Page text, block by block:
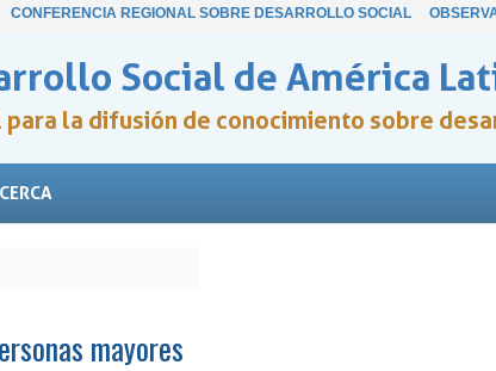
CONFERENCIA REGIONAL SOBRE DESARROLLO SOCIAL
Social de América
la difusión de conocimiento sobre
mayores